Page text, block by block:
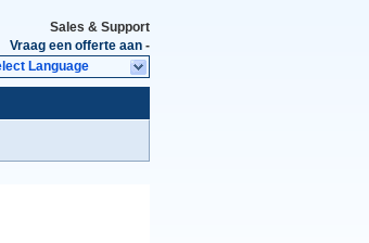
Sales & Support
Vraag een offerte aan -
Language